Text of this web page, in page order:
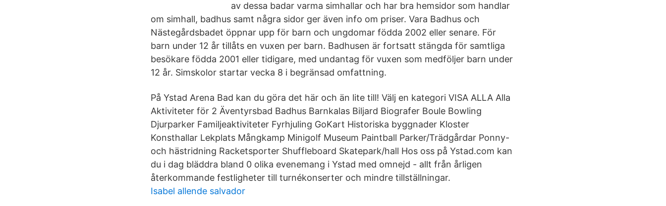
av dessa badar varma simhallar och har bra hemsidor som handlar
om simhall, badhus samt några sidor ger även info om priser. Vara Badhus och
Nästegårdsbadet öppnar upp för barn och ungdomar födda 2002 eller senare. För
barn under 12 år tillåts en vuxen per barn. Badhusen är fortsatt stängda för samtliga
besökare födda 2001 eller tidigare, med undantag för vuxen som medföljer barn under
12 år. Simskolor startar vecka 8 i begränsad omfattning.
På Ystad Arena Bad kan du göra det här och än lite till! Välj en kategori VISA ALLA Alla
Aktiviteter för 2 Äventyrsbad Badhus Barnkalas Biljard Biografer Boule Bowling
Djurparker Familjeaktiviteter Fyrhjuling GoKart Historiska byggnader Kloster
Konsthallar Lekplats Mångkamp Minigolf Museum Paintball Parker/Trädgårdar Ponny-
och hästridning Racketsporter Shuffleboard Skatepark/hall Hos oss på Ystad.com kan
du i dag bläddra bland 0 olika evenemang i Ystad med omnejd - allt från årligen
återkommande festligheter till turnékonserter och mindre tillställningar.
Isabel allende salvador